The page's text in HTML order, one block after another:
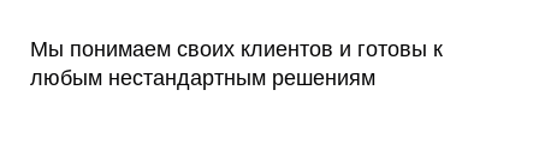
Мы понимаем своих клиентов и готовы к
любым нестандартным решениям